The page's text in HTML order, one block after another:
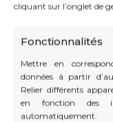
cliquant sur l’onglet de
Fonctionnalités
Mettre en
données à partir
Relier différents
en fonction des
automatiquement.
traduction
une gestion
vous